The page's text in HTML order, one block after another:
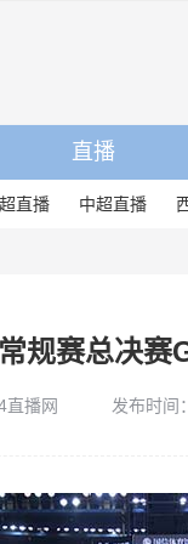
直播
直播 中超直播
规赛总决赛
直播网 发布时间